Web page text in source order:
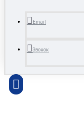
Email
Звонок